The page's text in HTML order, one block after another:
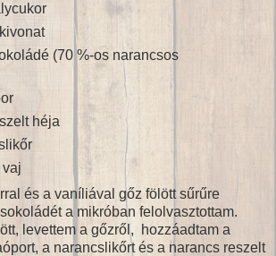
(70 %-os narancsos
héja
vaj
és a vaníliával gőz fölött sűrűre
a mikróban felolvasztottam.
levettem a gőzről, hozzáadtam a
a narancslikőrt és a narancs reszelt